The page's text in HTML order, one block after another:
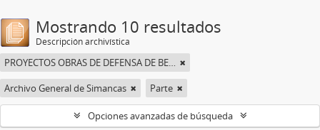
Mostrando 10 resultados
Descripción archivística
PROYECTOS OBRAS DE DEFENSA DE BEAS DE SEGURA
Archivo General de Simancas
Parte
Opciones avanzadas de búsqueda